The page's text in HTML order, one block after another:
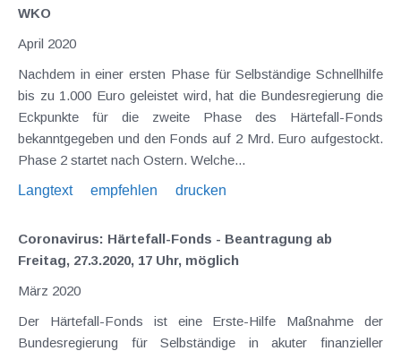
WKO
April 2020
Nachdem in einer ersten Phase für Selbständige Schnellhilfe
bis zu 1.000 Euro geleistet wird, hat die Bundesregierung die
Eckpunkte für die zweite Phase des Härtefall-Fonds
bekanntgegeben und den Fonds auf 2 Mrd. Euro aufgestockt.
Phase 2 startet nach Ostern. Welche...
Langtext
empfehlen drucken
Coronavirus: Härtefall-Fonds - Beantragung ab
Freitag, 27.3.2020, 17 Uhr, möglich
März 2020
Der Härtefall-Fonds ist eine Erste-Hilfe Maßnahme der
Bundesregierung für Selbständige in akuter finanzieller